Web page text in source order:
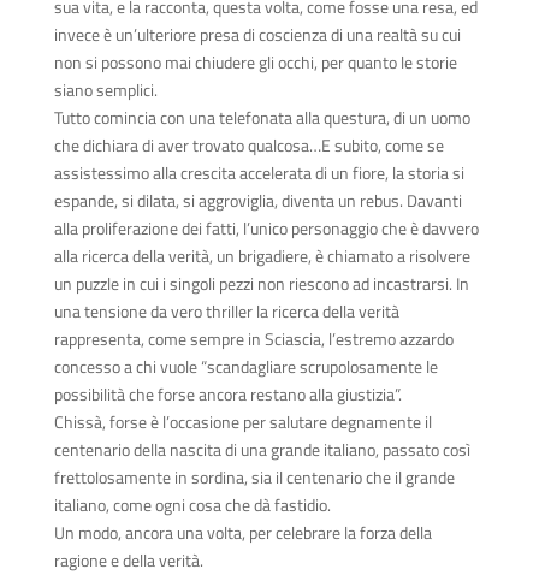
sua vita, e la racconta, questa volta, come fosse una resa, ed
invece è un’ulteriore presa di coscienza di una realtà su cui
non si possono mai chiudere gli occhi, per quanto le storie
siano semplici.
Tutto comincia con una telefonata alla questura, di un uomo
che dichiara di aver trovato qualcosa…E subito, come se
assistessimo alla crescita accelerata di un fiore, la storia si
espande, si dilata, si aggroviglia, diventa un rebus. Davanti
alla proliferazione dei fatti, l’unico personaggio che è davvero
alla ricerca della verità, un brigadiere, è chiamato a risolvere
un puzzle in cui i singoli pezzi non riescono ad incastrarsi. In
una tensione da vero thriller la ricerca della verità
rappresenta, come sempre in Sciascia, l’estremo azzardo
concesso a chi vuole “scandagliare scrupolosamente le
possibilità che forse ancora restano alla giustizia”.
Chissà, forse è l’occasione per salutare degnamente il
centenario della nascita di una grande italiano, passato così
frettolosamente in sordina, sia il centenario che il grande
italiano, come ogni cosa che dà fastidio.
Un modo, ancora una volta, per celebrare la forza della
ragione e della verità.